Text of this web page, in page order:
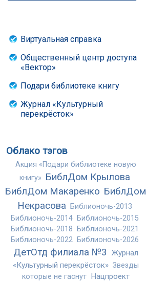
Виртуальная справка
Общественный центр доступа
«Вектор»
Подари библиотеке книгу
Журнал «Культурный
перекрёсток»
Облако тэгов
Акция «Подари библиотеке новую
книгу» БиблДом Крылова
БиблДом Макаренко БиблДом
Некрасова
Библионочь-2013
Библионочь-2014
Библионочь-2015
Библионочь-2018
Библионочь-2021
Библионочь-2022
Библионочь-2026
ДетОтд филиала №3
Журнал
«Культурный перекрёсток» Звезды
которые не гаснут Нацпроект